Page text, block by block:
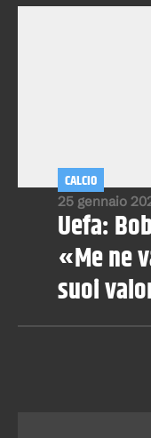
25 gennaio
CALCIO
Uefa:
«Me ne
suoi